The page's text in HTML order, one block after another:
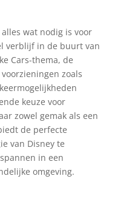
wat nodig is voor
verblijf in de buurt van
Cars-thema, de
zoals
keuze voor
zowel gemak als een
de perfecte
van Disney te
in een
omgeving.